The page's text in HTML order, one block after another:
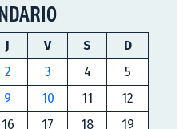
J V S
D
2 3 4
5
9 10 11
12
16 17 18
19